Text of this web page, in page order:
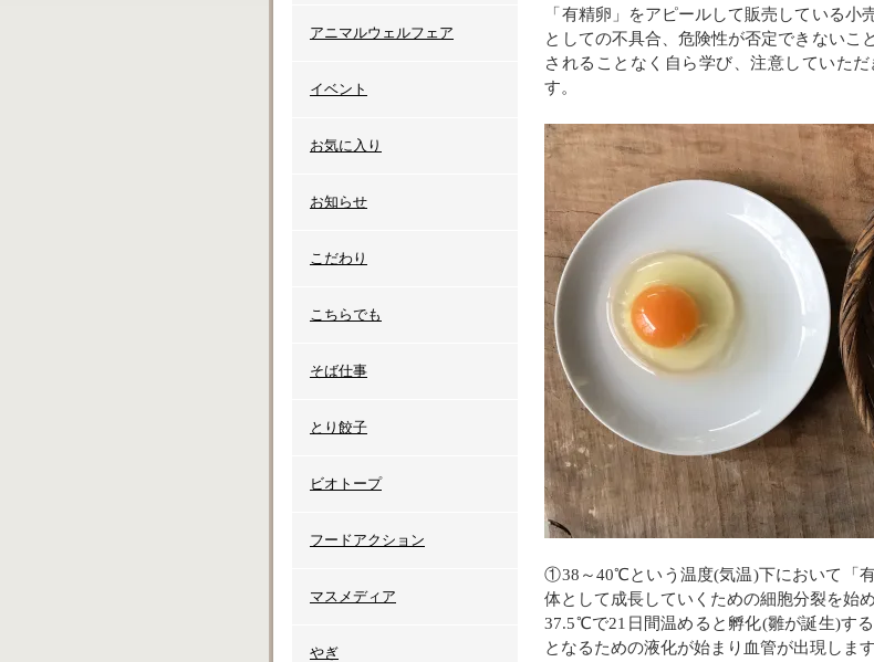
「有精卵」をアピールして販売している
としての不具合、危険性が否定できないこ
されることなく自ら学び、注意していた
す。
①38～40℃という温度(気温)下において「
体として成長していくための細胞分裂を始
37.5℃で21 日間温めると孵化(雛が誕生)す
となるための液化が始まり血管が出現します
アニマルウェルフェア
イベント
お気に入り
お知らせ
こだわり
こちらでも
そば仕事
とり餃子
ビオトープ
フードアクション
マスメディア
やぎ